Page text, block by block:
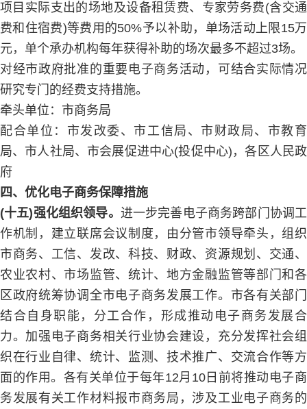
项目实际支出的场地及设备租赁费、专家劳务费(含交通
费和住宿费)等费用的50%予以补助，单场活动上限15万
元，单个承办机构每年获得补助的场次最多不超过3场。
对经市政府批准的重要电子商务活动，可结合实际情况
研究专门的经费支持措施。
牵头单位：市商务局
配合单位：市发改委、市工信局、市财政局、市教育
局、市人社局、市会展促进中心(投促中心)，各区人民政
府
四、优化电子商务保障措施
(十五)强化组织领导。 进一步完善电子商务跨部门协调工
作机制，建立联席会议制度，由分管市领导牵头，组织
市商务、工信、发改、科技、财政、资源规划、交通、
农业农村、市场监管、统计、地方金融监管等部门和各
区政府统筹协调全市电子商务发展工作。市各有关部门
结合自身职能，分工合作，形成推动电子商务发展合
力。加强电子商务相关行业协会建设，充分发挥社会组
织在行业自律、统计、监测、技术推广、交流合作等方
面的作用。各有关单位于每年12月10日前将推动电子商
务发展有关工作材料报市商务局，涉及工业电子商务的